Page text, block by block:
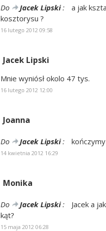
Do Jacek Lipski:
a jak
kosztorysu ?
16 lutego 2012 09:58
Jacek Lipski
Mnie wyniósł okolo 47 tys.
16 lutego 2012 12:00
Joanna
Do Jacek Lipski:
14 kwietnia 2012 16:29
Monika
Do Jacek Lipski:
Jacek a
kąt?
15 maja 2012 06:28